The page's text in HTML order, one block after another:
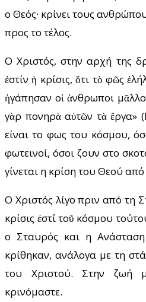
ο Θεός∙ κρίνει τους
προς το τέλος.
Ο Χριστός, στην αρχή της
ἐστίν ἡ κρίσις, ὅτι τὸ φῶς
ἠγάπησαν οἱ ἀνθρωποι
γὰρ πονηρὰ αὐτῶν τὰ ἔργα»
είναι το φως του κόσμου,
φωτεινοί, όσοι ζουν στο
γίνεται η κρίση του Θεού
Ο Χριστός λίγο πριν από τη
κρίσις ἐστί τοῦ κόσμου
ο Σταυρός και η
κρίθηκαν, ανάλογα με τη
του Χριστού. Στην ζωή
κρινόμαστε.